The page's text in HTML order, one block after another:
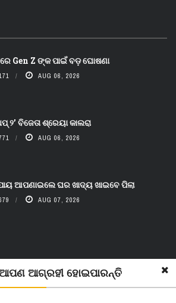
ଆଗ୍ରହୀ ହୋଇପାରନ୍ତି
Gen Z ଙ୍କ ପାଇଁ ବଡ଼ ଘୋଷଣା
AUG 06, 2026
୨’ ବିଜେତା ଶ୍ରେୟା କାଲରା
AUG 06, 2026
ଆପଣାଇଲେ ଘର ଖାଦ୍ୟ ଖାଇବେ ପିଲା
AUG 07, 2026
India